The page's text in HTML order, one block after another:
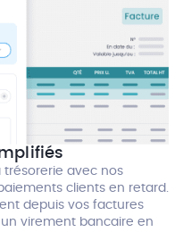
trésorerie avec nos
clients en retard.
depuis vos factures
virement bancaire en